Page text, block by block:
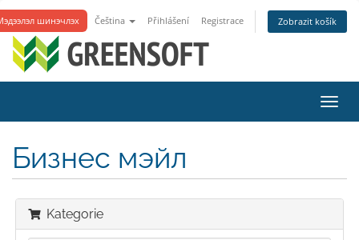
шинэчлэх Čeština Přihlášení Registrace Zobrazit košík
Бизнес мэйл
Kategorie